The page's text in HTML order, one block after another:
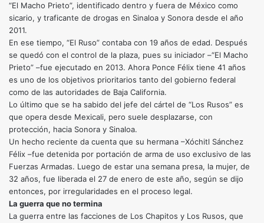
“El Macho Prieto”, identificado dentro y fuera de México como
sicario, y traficante de drogas en Sinaloa y Sonora desde el año
2011.
En ese tiempo, “El Ruso” contaba con 19 años de edad. Después
se quedó con el control de la plaza, pues su iniciador –“El Macho
Prieto” –fue ejecutado en 2013. Ahora Ponce Félix tiene 41 años
es uno de los objetivos prioritarios tanto del gobierno federal
como de las autoridades de Baja California.
Lo último que se ha sabido del jefe del cártel de “Los Rusos” es
que opera desde Mexicali, pero suele desplazarse, con
protección, hacia Sonora y Sinaloa.
Un hecho reciente da cuenta que su hermana –Xóchitl Sánchez
Félix –fue detenida por portación de arma de uso exclusivo de las
Fuerzas Armadas. Luego de estar una semana presa, la mujer, de
32 años, fue liberada el 27 de enero de este año, según se dijo
entonces, por irregularidades en el proceso legal.
La guerra que no termina
La guerra entre las facciones de Los Chapitos y Los Rusos, que